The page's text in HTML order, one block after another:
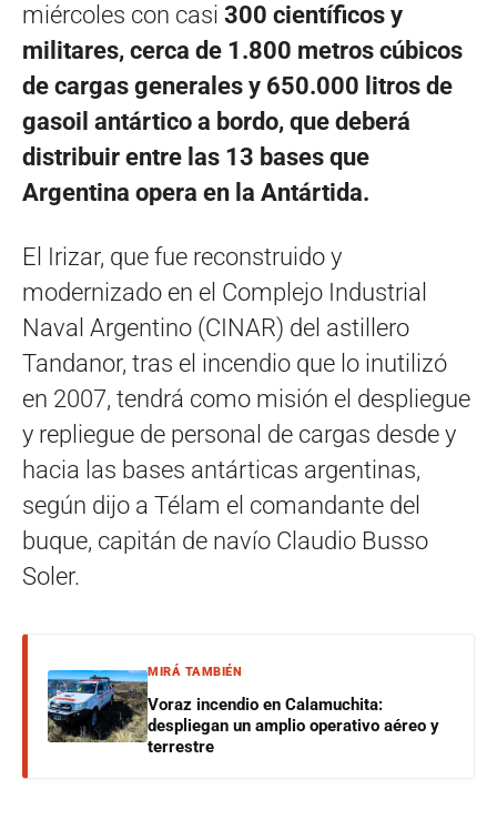
miércoles con casi 300 científicos y
militares, cerca de 1.800 metros cúbicos
de cargas generales y 650.000 litros de
gasoil antártico a bordo, que deberá
distribuir entre las 13 bases que
Argentina opera en la Antártida.
El Irizar, que fue reconstruido y
modernizado en el Complejo Industrial
Naval Argentino (CINAR) del astillero
Tandanor, tras el incendio que lo inutilizó
en 2007, tendrá como misión el despliegue
y repliegue de personal de cargas desde y
hacia las bases antárticas argentinas,
según dijo a Télam el comandante del
buque, capitán de navío Claudio Busso
Soler.
MIRÁ TAMBIÉN
Voraz incendio en Calamuchita:
despliegan un amplio operativo aéreo y
terrestre